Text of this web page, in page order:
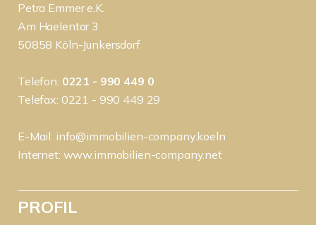
Petra Emmer e.K.
Am Haelentor 3
50858 Köln-Junkersdorf
Telefon: 0221 - 990 449 0
Telefax: 0221 - 990 449 29
E-Mail: info@immobilien-company.koeln
Internet: www.immobilien-company.net
PROFIL